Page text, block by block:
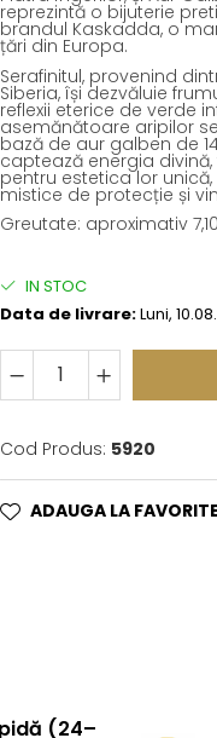
reprezintă o bijuterie
brandul Kaskadda, o
țări din Europa.
Serafinitul, provenind
Siberia, își dezvăluie
reflexii eterice de verde
asemănătoare aripilor
bază de aur galben de
captează energia
pentru estetica lor
mistice de protecție și
Greutate: aproximativ
IN STOC
Data de livrare:Luni,
Cod Produs: 5920
ADAUGA LA FAVORITE
(24–